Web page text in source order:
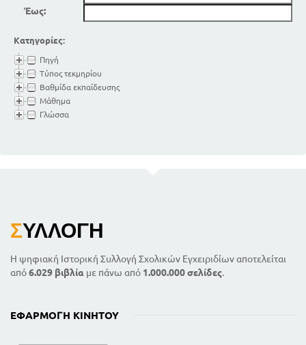
Έως:
Κατηγορίες:
Πηγή
Τύπος τεκμηρίου
Βαθμίδα εκπαίδευσης
Μάθημα
Γλώσσα
ΣΥΛΛΟΓΉ
Η ψηφιακή Ιστορική Συλλογή Σχολικών Εγχειριδίων αποτελείται
από6.029 βιβλία με πάνω από 1.000.000 σελίδες.
ΕΦΑΡΜΟΓΉ ΚΙΝΗΤΟΎ